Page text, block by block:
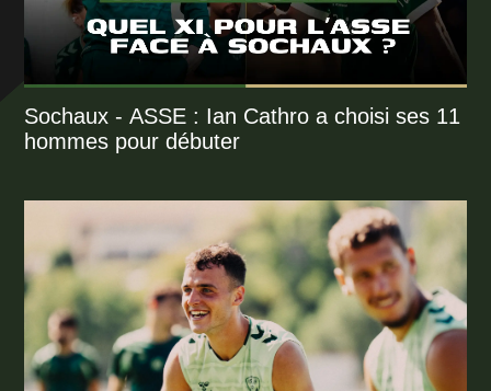
Sochaux - ASSE : Ian Cathro a choisi ses 11
hommes pour débuter